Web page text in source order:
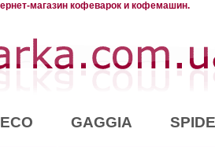
магазин кофеварок и кофемашин.
GAGGIA